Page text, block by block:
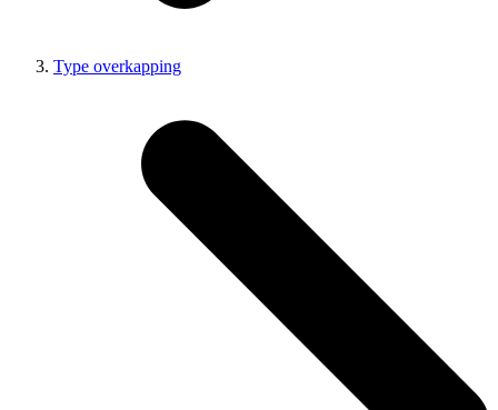
Type overkapping